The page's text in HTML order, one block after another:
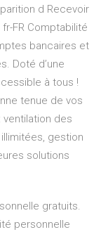
d Recevoir
FR Comptabilité
bancaires et
Doté d’une
à tous !
tenue de vos
des
gestion
solutions
gratuits.
personnelle